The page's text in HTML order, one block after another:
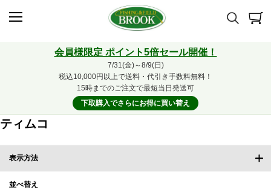
会員様限定 ポイント5倍セール開催！
7/31(金)～8/9(日)
税込10,000円以上で送料・代引き手数料無料！
15時までのご注文で最短当日発送可
下取購入でさらにお得に買い替え
ティムコ
表示方法
並べ替え